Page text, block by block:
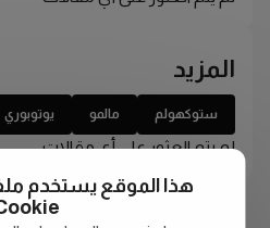
المزيد
ستوكهولم مالمو يوتوبوري
لم يتم العثور على أي مقالات
هذا الموقع يستخدم